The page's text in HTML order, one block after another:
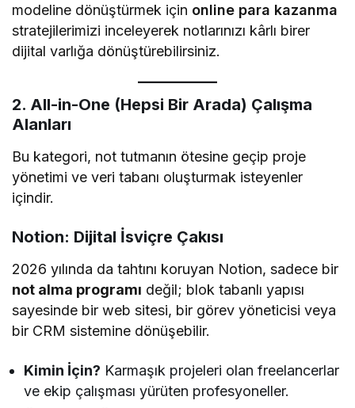
modeline dönüştürmek için online para kazanma
stratejilerimizi inceleyerek notlarınızı kârlı birer
dijital varlığa dönüştürebilirsiniz.
2. All-in-One (Hepsi Bir Arada) Çalışma
Alanları
Bu kategori, not tutmanın ötesine geçip proje
yönetimi ve veri tabanı oluşturmak isteyenler
içindir.
Notion: Dijital İsviçre Çakısı
2026 yılında da tahtını koruyan Notion, sadece bir
not alma programı değil; blok tabanlı yapısı
sayesinde bir web sitesi, bir görev yöneticisi veya
bir CRM sistemine dönüşebilir.
Kimin İçin? Karmaşık projeleri olan freelancerlar
ve ekip çalışması yürüten profesyoneller.